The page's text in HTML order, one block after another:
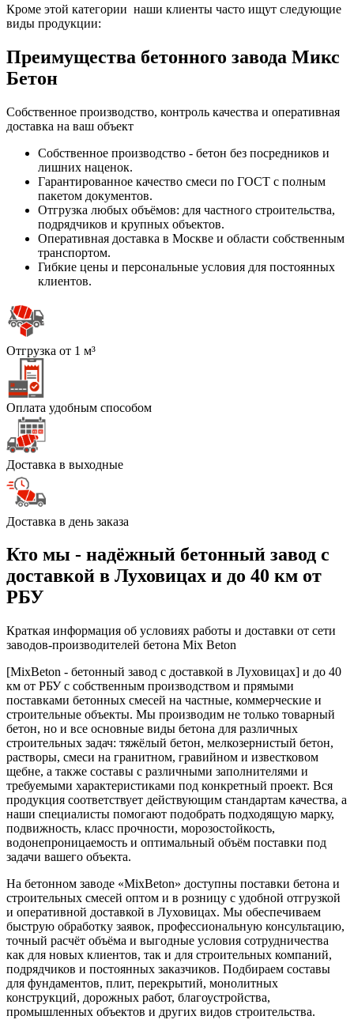
Кроме этой категории наши клиенты часто ищут следующие
виды продукции:
Преимущества бетонного завода Микс
Бетон
Собственное производство, контроль качества и оперативная
доставка на ваш объект
Собственное производство - бетон без посредников и
лишних наценок.
Гарантированное качество смеси по ГОСТ с полным
пакетом документов.
Отгрузка любых объёмов: для частного строительства,
подрядчиков и крупных объектов.
Оперативная доставка в Москве и области собственным
транспортом.
Гибкие цены и персональные условия для постоянных
клиентов.
Отгрузка от 1 м³
Оплата удобным способом
Доставка в выходные
Доставка в день заказа
Кто мы - надёжный бетонный завод с
доставкой в Луховицах и до 40 км от
РБУ
Краткая информация об условиях работы и доставки от сети
заводов-производителей бетона Mix Beton
[MixBeton - бетонный завод с доставкой в Луховицах] и до 40
км от РБУ с собственным производством и прямыми
поставками бетонных смесей на частные, коммерческие и
строительные объекты. Мы производим не только товарный
бетон, но и все основные виды бетона для различных
строительных задач: тяжёлый бетон, мелкозернистый бетон,
растворы, смеси на гранитном, гравийном и известковом
щебне, а также составы с различными заполнителями и
требуемыми характеристиками под конкретный проект. Вся
продукция соответствует действующим стандартам качества, а
наши специалисты помогают подобрать подходящую марку,
подвижность, класс прочности, морозостойкость,
водонепроницаемость и оптимальный объём поставки под
задачи вашего объекта.
На бетонном заводе «MixBeton» доступны поставки бетона и
строительных смесей оптом и в розницу с удобной отгрузкой
и оперативной доставкой в Луховицах. Мы обеспечиваем
быструю обработку заявок, профессиональную консультацию,
точный расчёт объёма и выгодные условия сотрудничества
как для новых клиентов, так и для строительных компаний,
подрядчиков и постоянных заказчиков. Подбираем составы
для фундаментов, плит, перекрытий, монолитных
конструкций, дорожных работ, благоустройства,
промышленных объектов и других видов строительства.